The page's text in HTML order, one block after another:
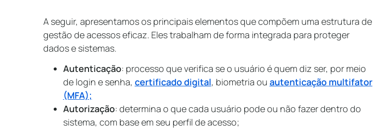
A seguir, apresentamos os principais elementos que compõem uma estrutura de
gestão de acessos eficaz. Eles trabalham de forma integrada para proteger
dados e sistemas.
Autenticação: processo que verifica se o usuário é quem diz ser, por meio
de login e senha, certificado digital, biometria ou autenticação multifator
(MFA);
Autorização: determina o que cada usuário pode ou não fazer dentro do
sistema, com base em seu perfil de acesso;